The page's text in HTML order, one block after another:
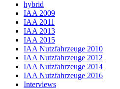
hybrid
IAA 2009
IAA 2011
IAA 2013
IAA 2015
IAA Nutzfahrzeuge 2010
IAA Nutzfahrzeuge 2012
IAA Nutzfahrzeuge 2014
IAA Nutzfahrzeuge 2016
Interviews